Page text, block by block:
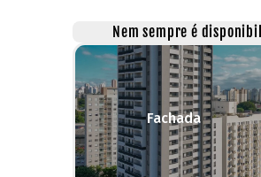
Nem sempre é
Fachada